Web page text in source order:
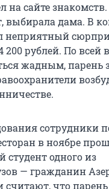
на сайте знакомств.
выбирала дама. В
неприятный
200 рублей. По всей
жадным, парень
сотрудники
в ноябре
студент одного из
— гражданин
считают, что